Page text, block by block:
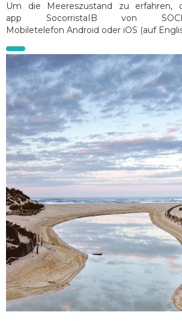
Um die Meereszustand zu erfahren,
app SocorristaIB von
Mobiletelefon Android oder iOS (auf